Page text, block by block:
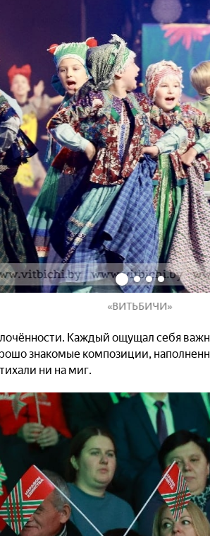
«ВИТЬБИЧИ»
Каждый ощущал себя
знакомые композиции,
ни на миг.